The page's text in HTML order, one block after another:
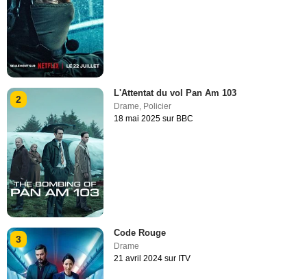
2
L'Attentat du vol Pan Am 103
Drame, Policier
18 mai 2025 sur BBC
3
Code Rouge
Drame
21 avril 2024 sur ITV